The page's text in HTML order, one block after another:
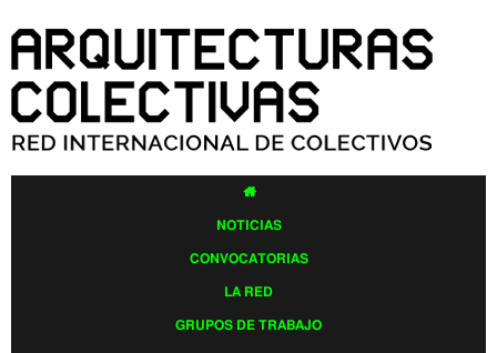
contenido
principal

NOTICIAS
CONVOCATORIAS
LA RED
GRUPOS DE TRABAJO